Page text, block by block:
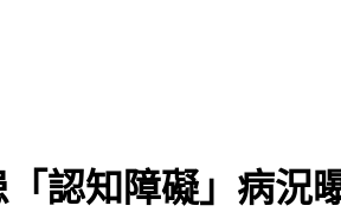
認知障礙」病況